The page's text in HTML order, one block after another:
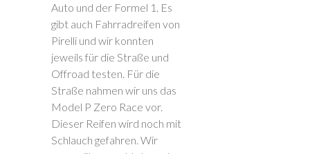
Auto und der Formel 1. Es
gibt auch Fahrradreifen von
Pirelli und wir konnten
jeweils für die Straße und
Offroad testen. Für die
Straße nahmen wir uns das
Model P Zero Race vor.
Dieser Reifen wird noch mit
Schlauch gefahren. Wir